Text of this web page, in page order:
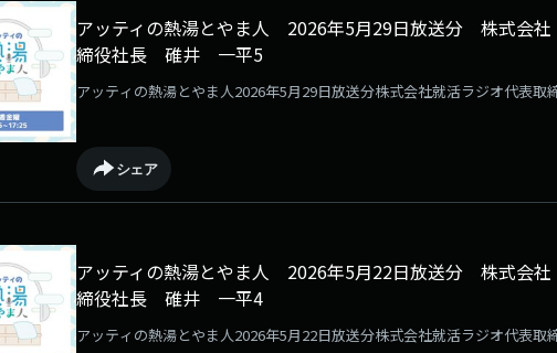
アッティの熱湯とやま人 2026年5月29日放送分 株式会
締役社長 碓井 一平5
アッティの熱湯とやま人2026年5月29日放送分株式会社就活ラジオ代表取
シェア
アッティの熱湯とやま人 2026年5月22日放送分 株式会
締役社長 碓井 一平4
アッティの熱湯とやま人2026年5月22日放送分株式会社就活ラジオ代表取